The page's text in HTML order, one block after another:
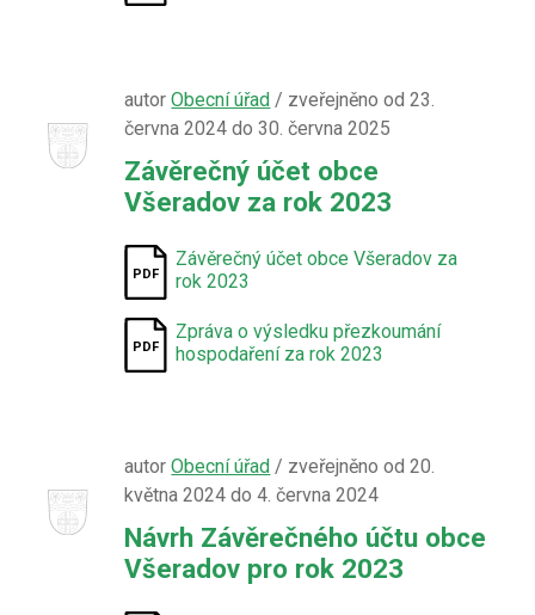
autorObecní úřad / zveřejněno od 23.
června 2024 do 30. června 2025
Závěrečný účet obce
Všeradov za rok 2023
Závěrečný účet obce Všeradov za
rok 2023
Zpráva o výsledku přezkoumání
hospodaření za rok 2023
autorObecní úřad / zveřejněno od 20.
května 2024 do 4. června 2024
Návrh Závěrečného účtu obce
Všeradov pro rok 2023